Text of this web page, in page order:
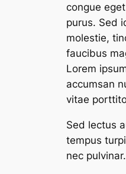
congue
purus. Sed
molestie,
faucibus
Lorem
accumsan
vitae
Sed lectus
tempus
nec